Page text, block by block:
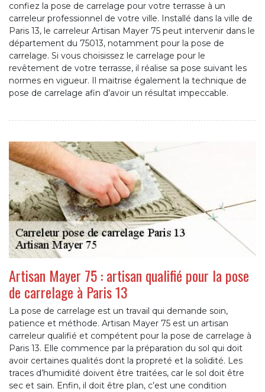
confiez la pose de carrelage pour votre terrasse à un
carreleur professionnel de votre ville. Installé dans la ville de
Paris 13, le carreleur Artisan Mayer 75 peut intervenir dans le
département du 75013, notamment pour la pose de
carrelage. Si vous choisissez le carrelage pour le
revêtement de votre terrasse, il réalise sa pose suivant les
normes en vigueur. Il maitrise également la technique de
pose de carrelage afin d’avoir un résultat impeccable.
Artisan Mayer 75 : artisan qualifié pour la pose
de carrelage à Paris 13
La pose de carrelage est un travail qui demande soin,
patience et méthode. Artisan Mayer 75 est un artisan
carreleur qualifié et compétent pour la pose de carrelage à
Paris 13. Elle commence par la préparation du sol qui doit
avoir certaines qualités dont la propreté et la solidité. Les
traces d’humidité doivent être traitées, car le sol doit être
sec et sain. Enfin, il doit être plan, c’est une condition